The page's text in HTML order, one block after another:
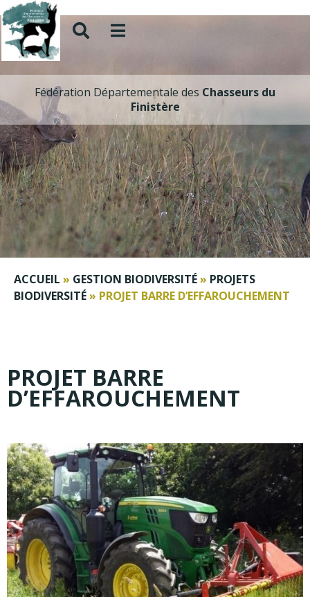
Fédération Départementale des Chasseurs du
Finistère
ACCUEIL » GESTION BIODIVERSITÉ» PROJETS
BIODIVERSITÉ» PROJET BARRE D’EFFAROUCHEMENT
PROJET BARRE
D’EFFAROUCHEMENT